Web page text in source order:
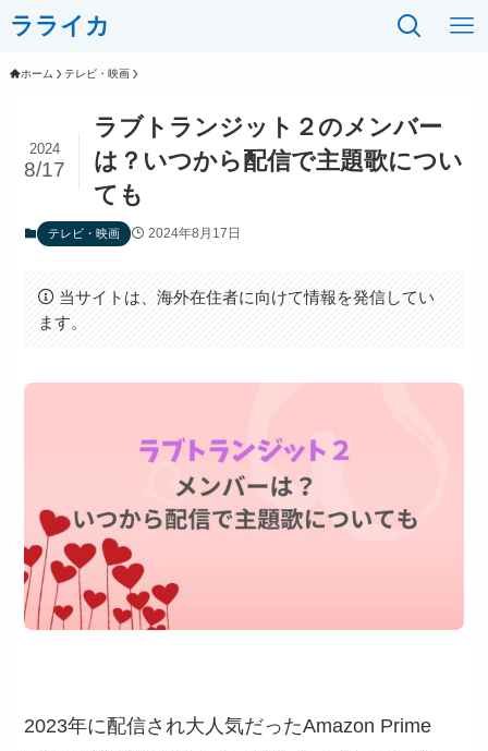
ラライカ
ホーム テレビ・映画
ラブトランジット２のメンバー
は？いつから配信で主題歌につい
ても
2024
8/17
テレビ・映画 2024年8月17日
当サイトは、海外在住者に向けて情報を発信してい
ます。
2023年に配信され大人気だったAmazon Prime